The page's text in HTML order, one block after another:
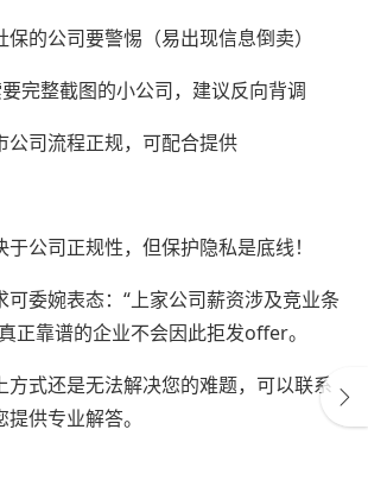
的公司要警惕（易出现信息倒卖）
整截图的小公司，建议反向背调
司流程正规，可配合提供
司正规性，但保护隐私是底线！
委婉表态：“上家公司薪资涉及竞业条
正靠谱的企业不会因此拒发offer。
还是无法解决您的难题，可以联系
供专业解答。